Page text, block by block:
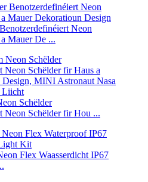
Neon
Mauer De ...
Schëlder
Neon Schëlder fir Hou ...
Flex Waasserdicht IP67